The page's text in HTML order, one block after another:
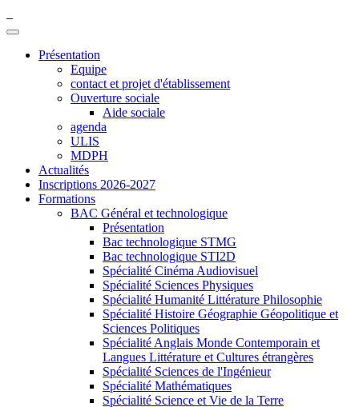
Présentation
Equipe
contact et projet d'établissement
Ouverture sociale
Aide sociale
agenda
ULIS
MDPH
Actualités
Inscriptions 2026-2027
Formations
BAC Général et technologique
Présentation
Bac technologique STMG
Bac technologique STI2D
Spécialité Cinéma Audiovisuel
Spécialité Sciences Physiques
Spécialité Humanité Littérature Philosophie
Spécialité Histoire Géographie Géopolitique et
Sciences Politiques
Spécialité Anglais Monde Contemporain et
Langues Littérature et Cultures étrangères
Spécialité Sciences de l'Ingénieur
Spécialité Mathématiques
Spécialité Science et Vie de la Terre